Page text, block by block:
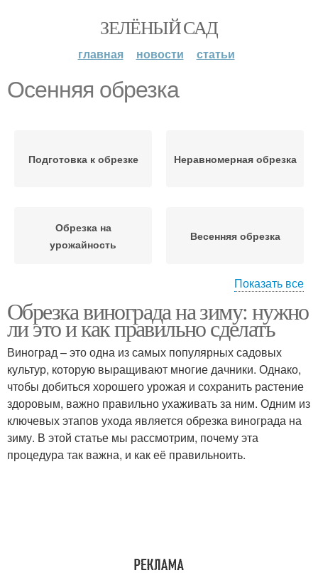
ЗЕЛЁНЫЙ САД
главная новости статьи
Осенняя обрезка
Подготовка к обрезке Неравномерная обрезка
Обрезка на
урожайность
Весенняя обрезка
Осенний обрезка
обрезки
Новички при осенней
обрезке
Время для обрезки
Разница между
Показать все
Обрезка винограда на зиму: нужно
ли это и как правильно сделать
Виноград – это одна из самых популярных садовых
культур, которую выращивают многие дачники. Однако,
чтобы добиться хорошего урожая и сохранить растение
здоровым, важно правильно ухаживать за ним. Одним из
ключевых этапов ухода является обрезка винограда на
зиму. В этой статье мы рассмотрим, почему эта
процедура так важна, и как её правильноить.